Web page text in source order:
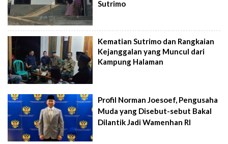
Sutrimo
Kematian Sutrimo dan Rangkaian
Kejanggalan yang Muncul dari
Kampung Halaman
Profil Norman Joesoef, Pengusaha
Muda yang Disebut-sebut Bakal
Dilantik Jadi Wamenhan RI